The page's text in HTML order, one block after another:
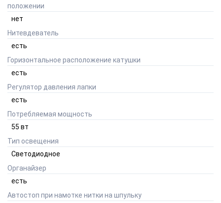
положении
нет
Нитевдеватель
есть
Горизонтальное расположение катушки
есть
Регулятор давления лапки
есть
Потребляемая мощность
55 вт
Тип освещения
Светодиодное
Органайзер
есть
Автостоп при намотке нитки на шпульку